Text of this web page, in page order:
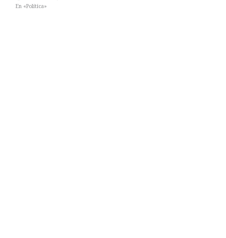
En «Política»